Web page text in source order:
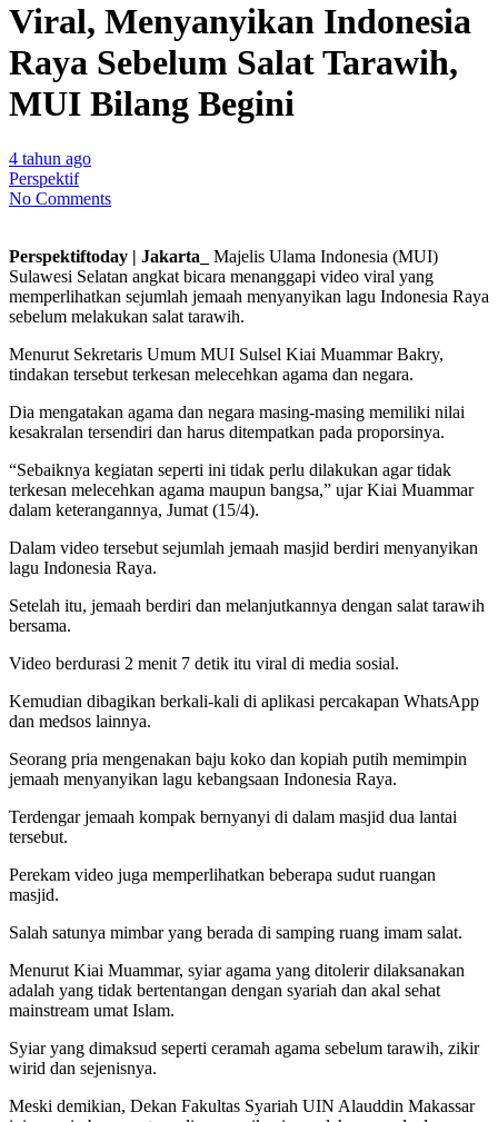
Viral, Menyanyikan Indonesia
Raya Sebelum Salat Tarawih,
MUI Bilang Begini
4 tahun ago
Perspektif
No Comments
Perspektiftoday | Jakarta_ Majelis Ulama Indonesia (MUI)
Sulawesi Selatan angkat bicara menanggapi video viral yang
memperlihatkan sejumlah jemaah menyanyikan lagu Indonesia Raya
sebelum melakukan salat tarawih.
Menurut Sekretaris Umum MUI Sulsel Kiai Muammar Bakry,
tindakan tersebut terkesan melecehkan agama dan negara.
Dia mengatakan agama dan negara masing-masing memiliki nilai
kesakralan tersendiri dan harus ditempatkan pada proporsinya.
“Sebaiknya kegiatan seperti ini tidak perlu dilakukan agar tidak
terkesan melecehkan agama maupun bangsa,” ujar Kiai Muammar
dalam keterangannya, Jumat (15/4).
Dalam video tersebut sejumlah jemaah masjid berdiri menyanyikan
lagu Indonesia Raya.
Setelah itu, jemaah berdiri dan melanjutkannya dengan salat tarawih
bersama.
Video berdurasi 2 menit 7 detik itu viral di media sosial.
Kemudian dibagikan berkali-kali di aplikasi percakapan WhatsApp
dan medsos lainnya.
Seorang pria mengenakan baju koko dan kopiah putih memimpin
jemaah menyanyikan lagu kebangsaan Indonesia Raya.
Terdengar jemaah kompak bernyanyi di dalam masjid dua lantai
tersebut.
Perekam video juga memperlihatkan beberapa sudut ruangan
masjid.
Salah satunya mimbar yang berada di samping ruang imam salat.
Menurut Kiai Muammar, syiar agama yang ditolerir dilaksanakan
adalah yang tidak bertentangan dengan syariah dan akal sehat
mainstream umat Islam.
Syiar yang dimaksud seperti ceramah agama sebelum tarawih, zikir
wirid dan sejenisnya.
Meski demikian, Dekan Fakultas Syariah UIN Alauddin Makassar